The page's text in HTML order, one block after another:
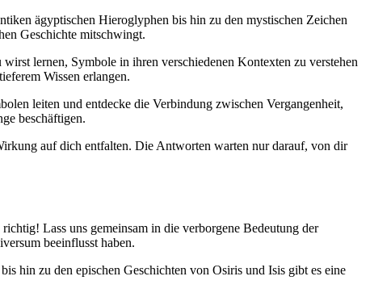
ägyptischen Hieroglyphen bis hin zu den mystischen Zeichen
Geschichte mitschwingt.
lernen, Symbole in ihren verschiedenen Kontexten zu verstehen
Wissen erlangen.
leiten und entdecke die Verbindung zwischen Vergangenheit,
beschäftigen.
auf dich entfalten. Die Antworten warten nur darauf, von dir
Lass uns gemeinsam in die verborgene Bedeutung der
beeinflusst haben.
hin zu den epischen Geschichten von Osiris und Isis gibt es eine